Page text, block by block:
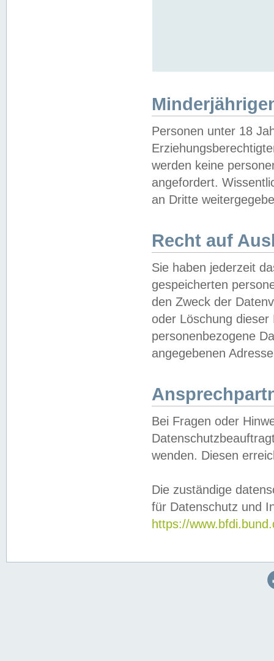
Personen unter 18
werden keine
angefordert.
an Dritte
Recht auf
Sie haben jederzeit
gespeicherten
den Zweck der
oder Löschung
personenbezogene
angegebenen
Bei Fragen oder
wenden. Diesen
Die zuständige
für Datenschutz und
https://